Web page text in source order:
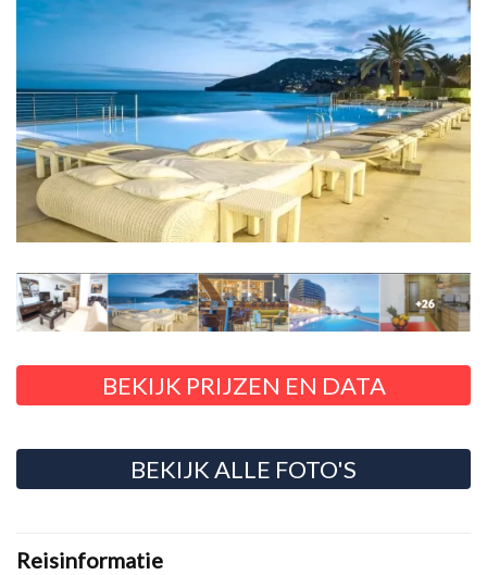
BEKIJK PRIJZEN EN DATA
BEKIJK ALLE FOTO'S
Reisinformatie